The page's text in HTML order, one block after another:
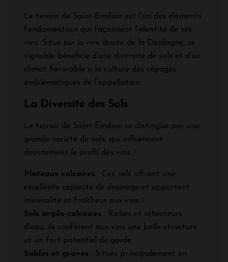
Le terroir de Saint-Émilion est l’un des éléments
fondamentaux qui façonnent l’identité de ses
vins. Situé sur la rive droite de la Dordogne, ce
vignoble bénéficie d’une diversité de sols et d’un
climat favorable à la culture des cépages
emblématiques de l’appellation.
La Diversité des Sols
Le terroir de Saint-Émilion se distingue par une
grande variété de sols, qui influencent
directement le profil des vins :
Plateaux calcaires : Ces sols offrent une
excellente capacité de drainage et apportent
minéralité et fraîcheur aux vins.
Sols argilo-calcaires : Riches et rétenteurs
d’eau, ils confèrent aux vins une belle structure
et un fort potentiel de garde.
Sables et graves : Situés principalement en